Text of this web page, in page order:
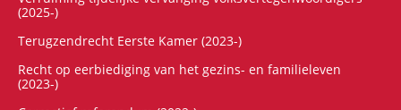
(2025-)
Terugzendrecht Eerste Kamer (2023-)
Recht op eerbiediging van het gezins- en familieleven
(2023-)